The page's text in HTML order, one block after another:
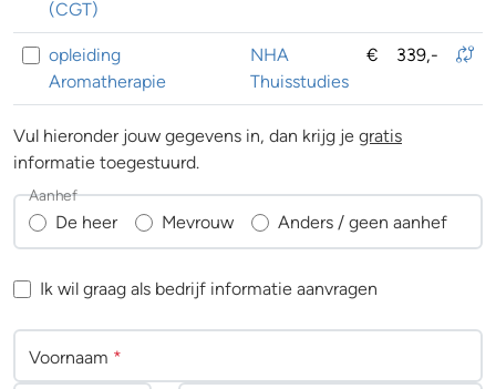
(CGT)
opleiding
Aromatherapie
NHA
Thuisstudies
€ 339,-
Vul hieronder jouw gegevens in, dan krijg je gratis
informatie toegestuurd.
De heer Mevrouw Anders / geen aanhef
Aanhef
Ik wil graag als bedrijf informatie aanvragen
Voornaam *